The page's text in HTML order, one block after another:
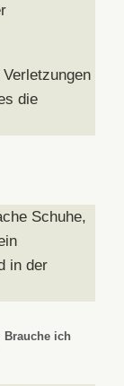
die
Schuhe,
in der
Brauche ich